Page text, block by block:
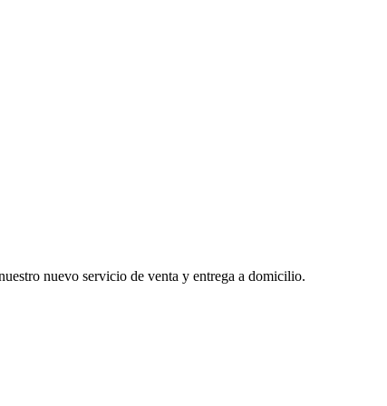
nuevo servicio de venta y entrega a domicilio.